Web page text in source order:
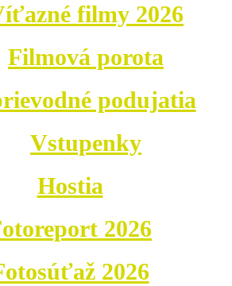
filmy 2026
Filmová porota
podujatia
Vstupenky
Hostia
2026
2026